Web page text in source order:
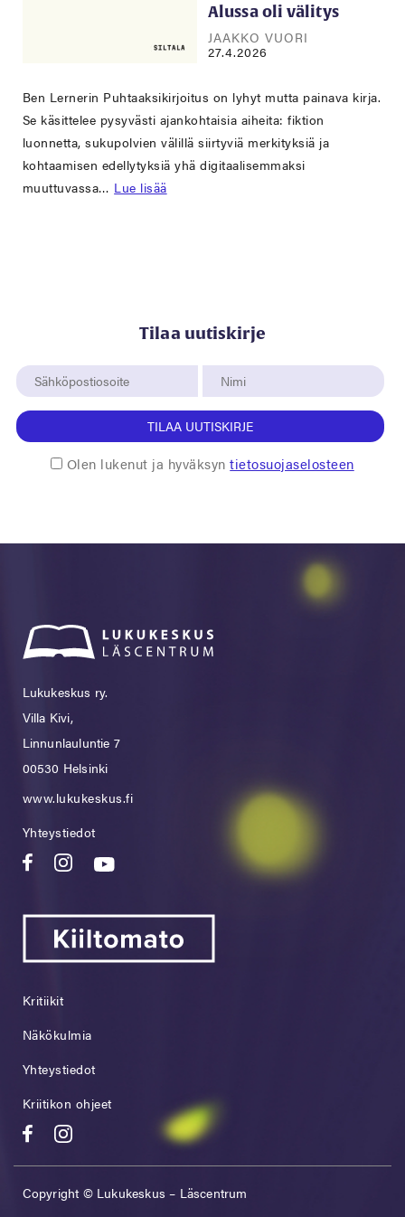
Alussa oli välitys
JAAKKO VUORI
27.4.2026
Ben Lernerin Puhtaaksikirjoitus on lyhyt mutta painava kirja.
Se käsittelee pysyvästi ajankohtaisia aiheita: fiktion
luonnetta, sukupolvien välillä siirtyviä merkityksiä ja
kohtaamisen edellytyksiä yhä digitaalisemmaksi
muuttuvassa… Lue lisää
Tilaa uutiskirje
TILAA UUTISKIRJE
Olen lukenut ja hyväksyntietosuojaselosteen
Lukukeskus ry.
Villa Kivi,
Linnunlauluntie 7
00530 Helsinki
www.lukukeskus.fi
Yhteystiedot
Kritiikit
Näkökulmia
Yhteystiedot
Kriitikon ohjeet
Copyright © Lukukeskus – Läscentrum